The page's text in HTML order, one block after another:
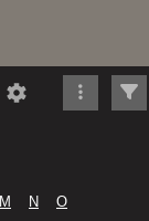
M N
O